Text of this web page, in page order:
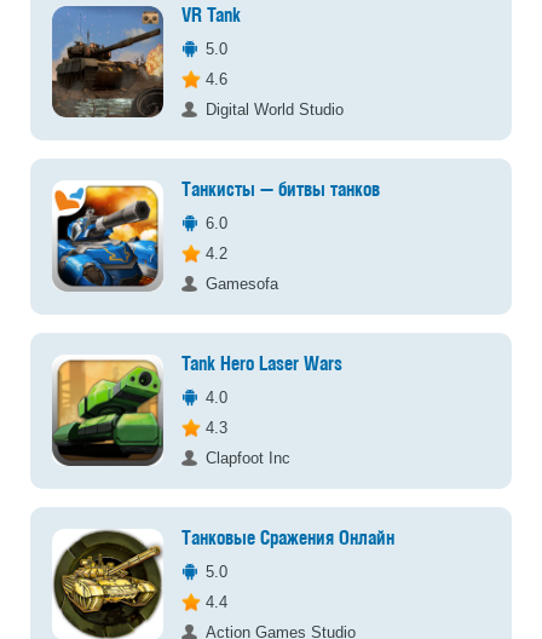
VR Tank
5.0
4.6
Digital World Studio
Танкисты — битвы танков
6.0
4.2
Gamesofa
Tank Hero Laser Wars
4.0
4.3
Clapfoot Inc
Танковые Сражения Онлайн
5.0
4.4
Action Games Studio